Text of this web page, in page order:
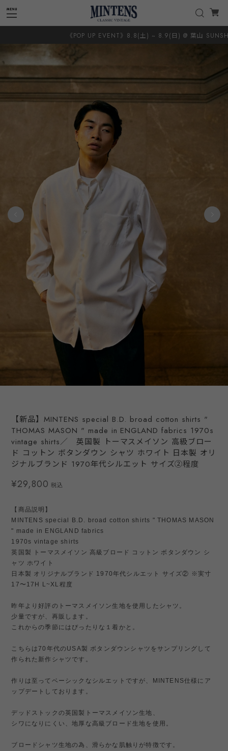
《POP UP EVENT》8.8(土) ~ 8.9(日) @ 葉山
【新品】MINTENS special B.D. broad cotton shirts "
THOMAS MASON " made in ENGLAND fabrics 1970s
vintage shirts／ 英国製 トーマスメイソン 高級ブロー
ド コットン ボタンダウン シャツ ホワイト 日本製 オリ
ジナルブランド 1970年代シルエット サイズ②程度
¥29,800 税込
【商品説明】
MINTENS special B.D. broad cotton shirts " THOMAS MASON
" made in ENGLAND fabrics
1970s vintage shirts
英国製 トーマスメイソン 高級ブロード コットン ボタンダウン シ
ャツ ホワイト
日本製 オリジナルブランド 1970年代シルエット サイズ② ※実寸
17〜17H L~XL程度
昨年より好評のトーマスメイソン生地を使用したシャツ。
少量ですが、再販します。
これからの季節にはぴったりな１着かと。
こちらは70年代のUSA製 ボタンダウンシャツをサンプリングして
作られた新作シャツです。
作りは至ってベーシックなシルエットですが、MINTENS仕様にア
ップデートしております。
デッドストックの英国製トーマスメイソン生地、
シワになりにくい、地厚な高級ブロード生地を使用。
ブロードシャツ生地の為、滑らかな肌触りが特徴です。